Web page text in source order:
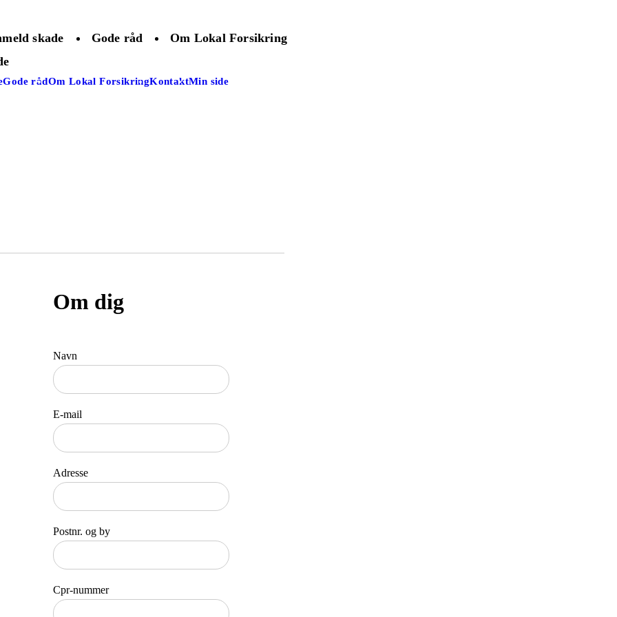
skade Gode råd
Om Lokal Forsikring
Gode rådOm Lokal ForsikringKontaktMin side
Om dig
Navn
E-mail
Adresse
Postnr. og by
Cpr-nummer